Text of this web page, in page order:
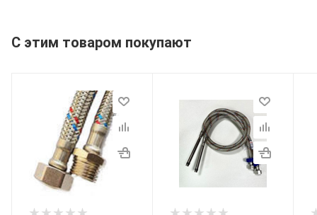
напора – вверх-вниз.
С этим товаром покупают